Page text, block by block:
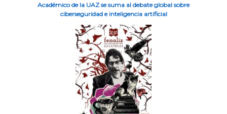
Académico de la UAZ se suma al debate global sobre
ciberseguridad e inteligencia artificial